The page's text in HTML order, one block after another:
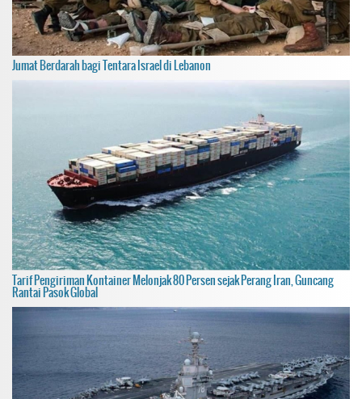
Jumat Berdarah bagi Tentara Israel di Lebanon
Tarif Pengiriman Kontainer Melonjak 80 Persen sejak Perang Iran, Guncang
Rantai Pasok Global